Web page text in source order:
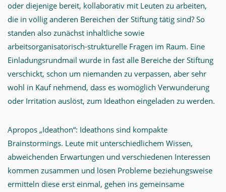
oder diejenige bereit, kollaborativ mit Leuten zu arbeiten,
die in völlig anderen Bereichen der Stiftung tätig sind? So
standen also zunächst inhaltliche sowie
arbeitsorganisatorisch-strukturelle Fragen im Raum. Eine
Einladungsrundmail wurde in fast alle Bereiche der Stiftung
verschickt, schon um niemanden zu verpassen, aber sehr
wohl in Kauf nehmend, dass es womöglich Verwunderung
oder Irritation auslöst, zum Ideathon eingeladen zu werden.
Apropos „Ideathon“: Ideathons sind kompakte
Brainstormings. Leute mit unterschiedlichem Wissen,
abweichenden Erwartungen und verschiedenen Interessen
kommen zusammen und lösen Probleme beziehungsweise
ermitteln diese erst einmal, gehen ins gemeinsame